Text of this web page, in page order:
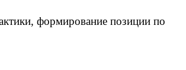
формирование позиции по